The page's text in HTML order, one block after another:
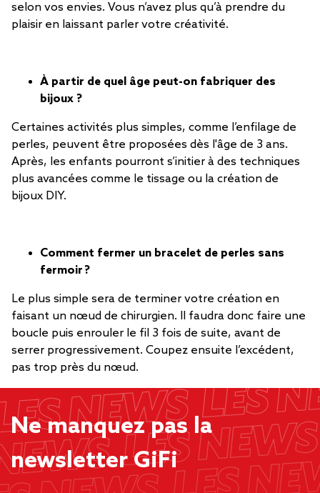
selon vos envies. Vous n’avez plus qu’à prendre du
plaisir en laissant parler votre créativité.
À partir de quel âge peut-on fabriquer des
bijoux ?
Certaines activités plus simples, comme l’enfilage de
perles, peuvent être proposées dès l'âge de 3 ans.
Après, les enfants pourront s’initier à des techniques
plus avancées comme le tissage ou la création de
bijoux DIY.
Comment fermer un bracelet de perles sans
fermoir ?
Le plus simple sera de terminer votre création en
faisant un nœud de chirurgien. Il faudra donc faire une
boucle puis enrouler le fil 3 fois de suite, avant de
serrer progressivement. Coupez ensuite l’excédent,
pas trop près du nœud.
Ne manquez pas la
newsletter GiFi